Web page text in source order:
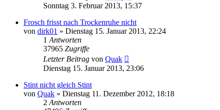
Sonntag 3. Februar 2013, 15:37
Frosch frisst nach Trockenruhe nicht
von dirk01 » Dienstag 15. Januar 2013, 22:24
1 Antworten
37965 Zugriffe
Letzter Beitrag von Quak
Dienstag 15. Januar 2013, 23:06
Stint nicht gleich Stint
von Quak » Dienstag 11. Dezember 2012, 18:18
2 Antworten